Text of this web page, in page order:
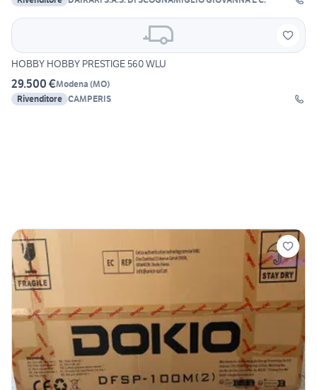
HOBBY HOBBY PRESTIGE 560 WLU
29.500 €Modena (MO)
Rivenditore CAMPERIS